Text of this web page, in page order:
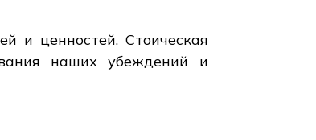
и ценностей. Стоическая
наших убеждений и